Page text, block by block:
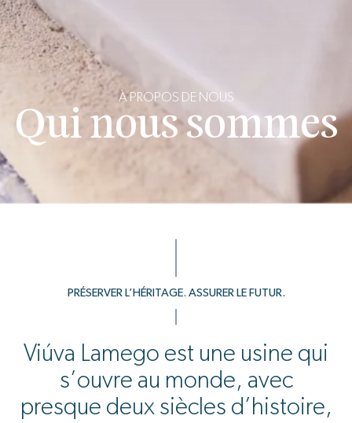
À PROPOS DE NOUS
Qui nous sommes
PRÉSERVER L’HÉRITAGE. ASSURER LE FUTUR.
Viúva Lamego est une usine qui
s’ouvre au monde, avec
presque deux siècles d’histoire,